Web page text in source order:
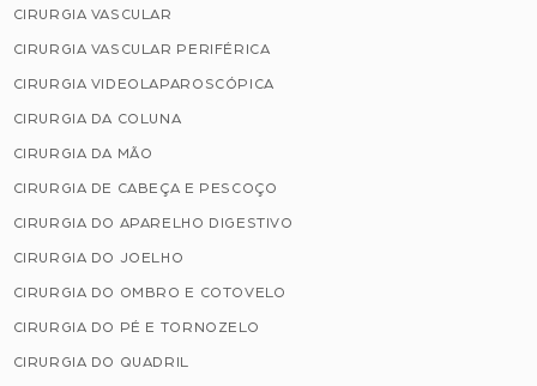
CIRURGIA VASCULAR
CIRURGIA VASCULAR PERIFÉRICA
CIRURGIA VIDEOLAPAROSCÓPICA
CIRURGIA DA COLUNA
CIRURGIA DA MÃO
CIRURGIA DE CABEÇA E PESCOÇO
CIRURGIA DO APARELHO DIGESTIVO
CIRURGIA DO JOELHO
CIRURGIA DO OMBRO E COTOVELO
CIRURGIA DO PÉ E TORNOZELO
CIRURGIA DO QUADRIL